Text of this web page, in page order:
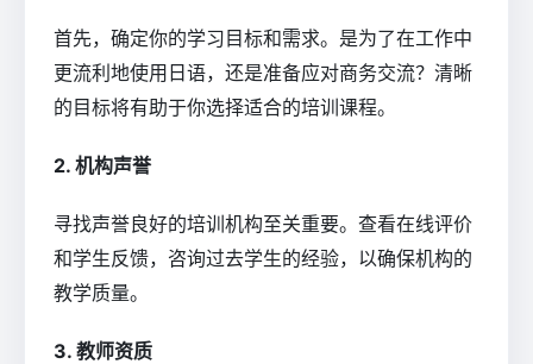
首先，确定你的学习目标和需求。是为了在工作中
更流利地使用日语，还是准备应对商务交流？清晰
的目标将有助于你选择适合的培训课程。
2. 机构声誉
寻找声誉良好的培训机构至关重要。查看在线评价
和学生反馈，咨询过去学生的经验，以确保机构的
教学质量。
3. 教师资质